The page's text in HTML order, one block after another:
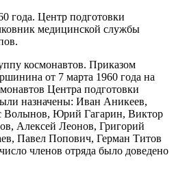
года. Центр подготовки
медицинской службы
космонавтов. Приказом
от 7 марта 1960 года на
Центра подготовки
назначены: Иван Аникеев,
Волынов, Юрий Гагарин, Виктор
Алексей Леонов, Григорий
Павел Попович, Герман Титов
членов отряда было доведено